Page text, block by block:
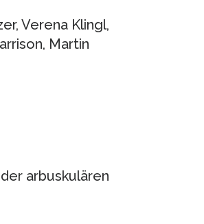
Verena Klingl,
Martin
arbuskulären